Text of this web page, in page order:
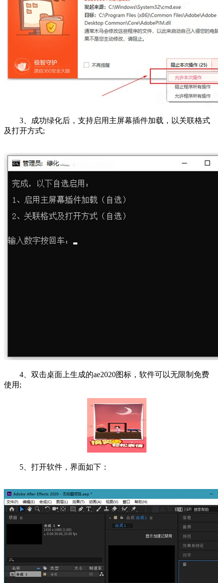
3、成功绿化后，支持启用主屏幕插件加载，以关联格式
及打开方式;
4、双击桌面上生成的ae2020图标，软件可以无限制免费
使用;
5、打开软件，界面如下：